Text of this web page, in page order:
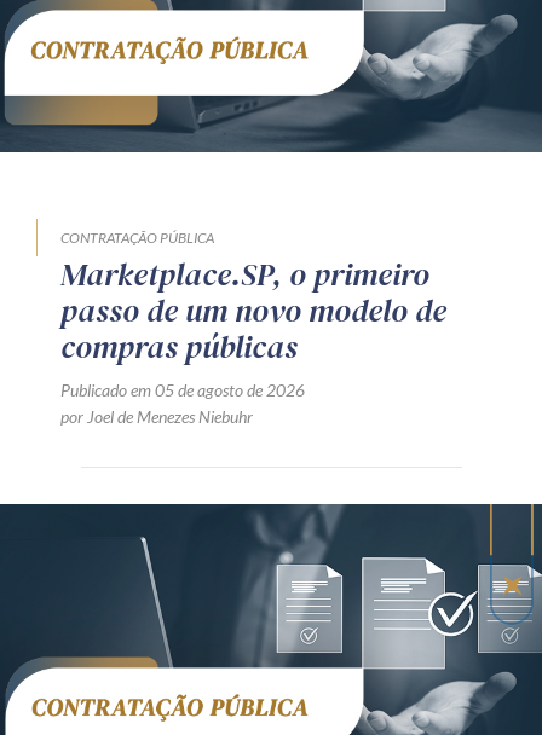
CONTRATAÇÃO PÚBLICA
Marketplace.SP, o primeiro
passo de um novo modelo de
compras públicas
Publicado em 05 de agosto de 2026
por Joel de Menezes Niebuhr